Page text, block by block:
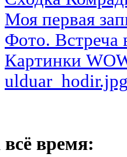
Моя первая
Фото. Встреча
Картинки
всё время: